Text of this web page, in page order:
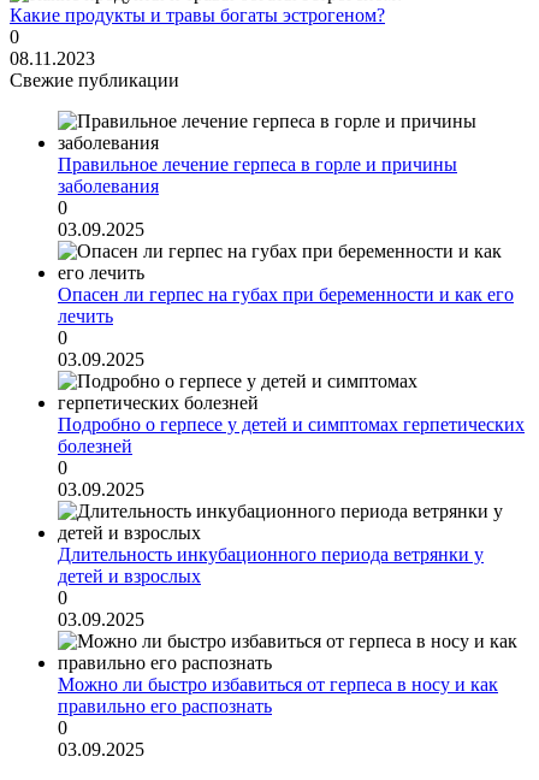
Какие продукты и травы богаты эстрогеном?
0
08.11.2023
Свежие публикации
Правильное лечение герпеса в горле и причины
заболевания
0
03.09.2025
Опасен ли герпес на губах при беременности и как его
лечить
0
03.09.2025
Подробно о герпесе у детей и симптомах герпетических
болезней
0
03.09.2025
Длительность инкубационного периода ветрянки у
детей и взрослых
0
03.09.2025
Можно ли быстро избавиться от герпеса в носу и как
правильно его распознать
0
03.09.2025